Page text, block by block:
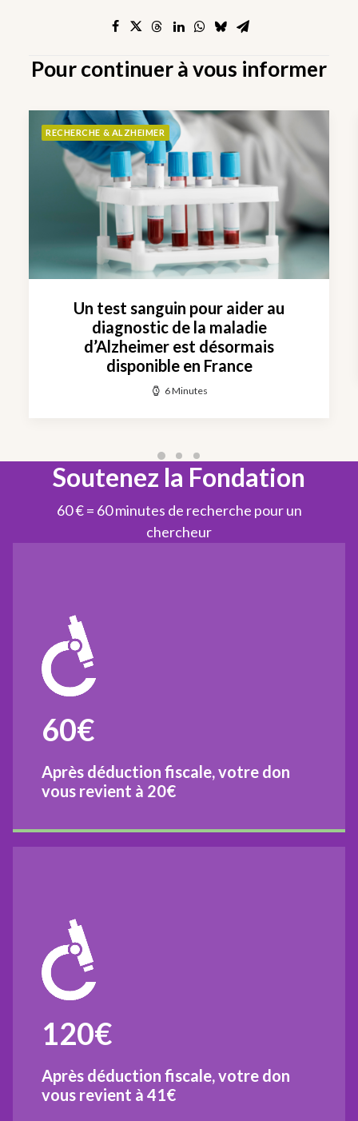
Pour continuer à vous informer
RECHERCHE & ALZHEIMER
Un test sanguin pour aider au
diagnostic de la maladie
d’Alzheimer est désormais
disponible en France
6 Minutes
Soutenez la Fondation
60 € = 60 minutes de recherche pour un
chercheur
60€
Après déduction fiscale, votre don
vous revient à 20€
120€
Après déduction fiscale, votre don
vous revient à 41€